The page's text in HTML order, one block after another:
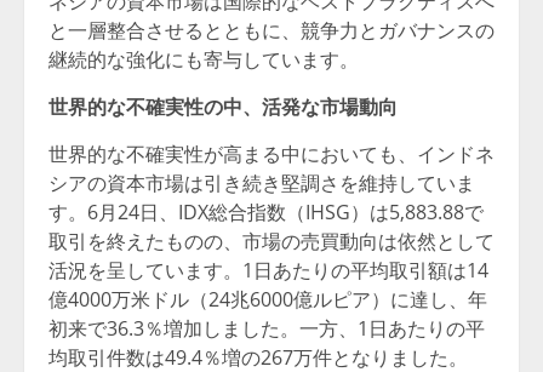
と一層整合させるとともに、競争力とガバナンスの
継続的な強化にも寄与しています。
世界的な不確実性の中、活発な市場動向
世界的な不確実性が高まる中においても、インドネ
シアの資本市場は引き続き堅調さを維持していま
す。6月24日、IDX総合指数（IHSG）は5,883.88で
取引を終えたものの、市場の売買動向は依然として
活況を呈しています。1日あたりの平均取引額は14
億4000万米ドル（24兆6000億ルピア）に達し、年
初来で36.3％増加しました。一方、1日あたりの平
均取引件数は49.4％増の267万件となりました。